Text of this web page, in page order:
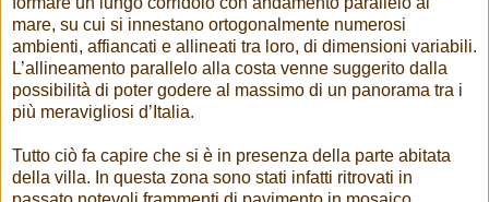
mare, su cui si innestano ortogonalmente numerosi
ambienti, affiancati e allineati tra loro, di dimensioni variabili.
L’allineamento parallelo alla costa venne suggerito dalla
possibilità di poter godere al massimo di un panorama tra i
più meravigliosi d’Italia.
Tutto ciò fa capire che si è in presenza della parte abitata
della villa. In questa zona sono stati infatti ritrovati in